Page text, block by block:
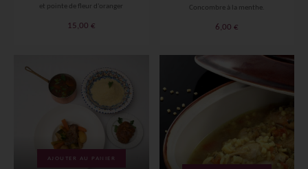
et pointe de fleur d'oranger
15,00 €
Concombre à la menthe.
6,00 €
AJOUTER AU PANIER